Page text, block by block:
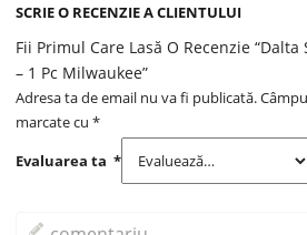
SCRIE O RECENZIE A CLIENTULUI
Fii Primul Care Lasă O Recenzie “Dalta
– 1 Pc Milwaukee”
Adresa ta de email nu va fi publicată.
marcate cu*
Evaluarea ta*